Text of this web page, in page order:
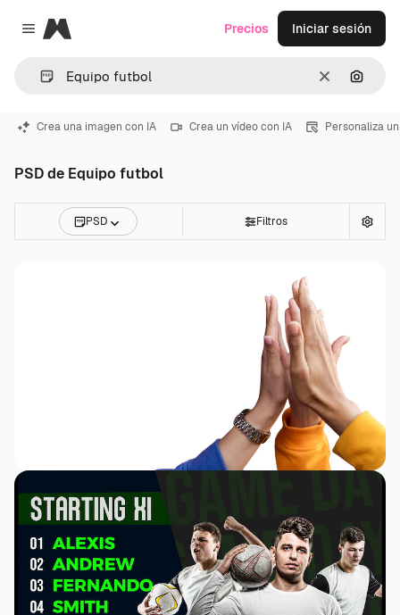
Close menu
Magnific
Borrar
Precios Iniciar sesión
Crea una imagen con IA Crea un vídeo con IA Personaliza
PSD de Equipo futbol
PSD Filtros